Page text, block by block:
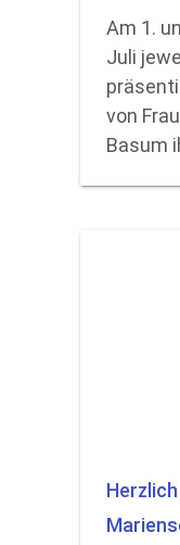
Am 1.
Juli
von
Basum